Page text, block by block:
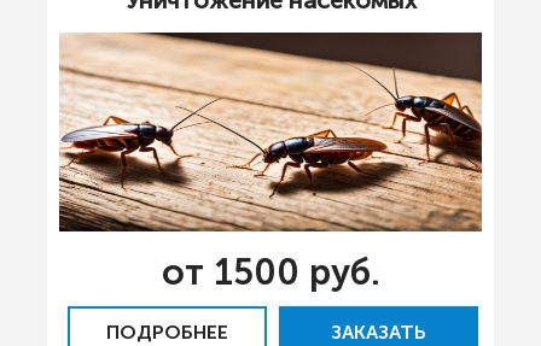
от 1500 руб.
ПОДРОБНЕЕ ЗАКАЗАТЬ